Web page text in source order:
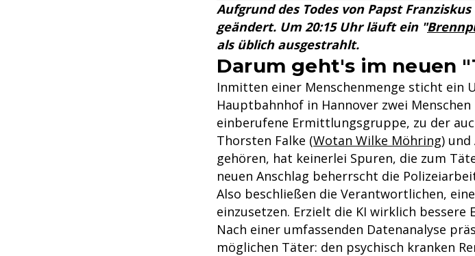
Aufgrund des Todes von Papst
geändert. Um 20:15 Uhr läuft ein "
als üblich ausgestrahlt.
Darum geht's im neuen
Inmitten einer Menschenmenge sticht ein
Hauptbahnhof in Hannover zwei
einberufene Ermittlungsgruppe, zu der
Thorsten Falke (Wotan Wilke Möhring) und
gehören, hat keinerlei Spuren, die zum
neuen Anschlag beherrscht die
Also beschließen die Verantwortlichen,
einzusetzen. Erzielt die KI wirklich bessere
Nach einer umfassenden Datenanalyse
möglichen Täter: den psychisch kranken